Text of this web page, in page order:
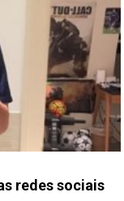
redes sociais